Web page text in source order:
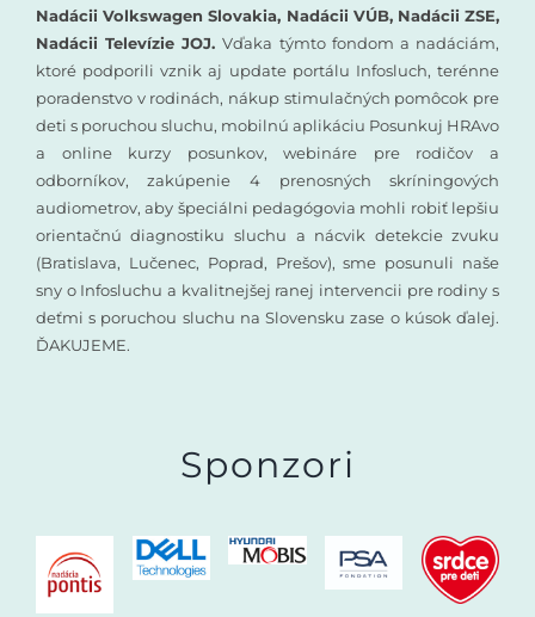
Nadácii Volkswagen Slovakia, Nadácii VÚB, Nadácii ZSE,
Nadácii Televízie JOJ.Vďaka týmto fondom a nadáciám,
ktoré podporili vznik aj update portálu Infosluch, terénne
poradenstvo v rodinách, nákup stimulačných pomôcok pre
deti s poruchou sluchu, mobilnú aplikáciu Posunkuj HRAvo
a online kurzy posunkov, webináre pre rodičov a
odborníkov, zakúpenie 4 prenosných skríningových
audiometrov, aby špeciálni pedagógovia mohli robiť lepšiu
orientačnú diagnostiku sluchu a nácvik detekcie zvuku
(Bratislava, Lučenec, Poprad, Prešov), sme posunuli naše
sny o Infosluchu a kvalitnejšej ranej intervencii pre rodiny s
deťmi s poruchou sluchu na Slovensku zase o kúsok ďalej.
ĎAKUJEME.
Sponzori